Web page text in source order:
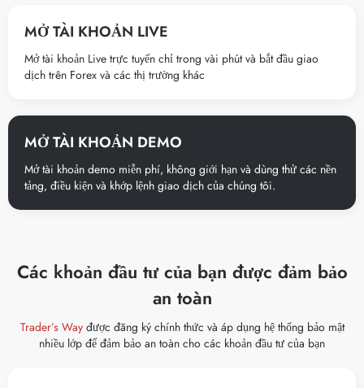
MỞ TÀI KHOẢN LIVE
Mở tài khoản Live trực tuyến chỉ trong vài phút và bắt đầu giao
dịch trên Forex và các thị trường khác
MỞ TÀI KHOẢN DEMO
Mở tài khoản demo miễn phí, không giới hạn và dùng thử các nền
tảng, điều kiện và khớp lệnh giao dịch của chúng tôi.
Các khoản đầu tư của bạn được đảm bảo
an toàn
Trader’s Wayđược đăng ký chính thức và áp dụng hệ thống bảo mật
nhiều lớp để đảm bảo an toàn cho các khoản đầu tư của bạn